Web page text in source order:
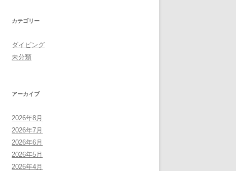
カテゴリー
ダイビング
未分類
アーカイブ
2026年8月
2026年7月
2026年6月
2026年5月
2026年4月